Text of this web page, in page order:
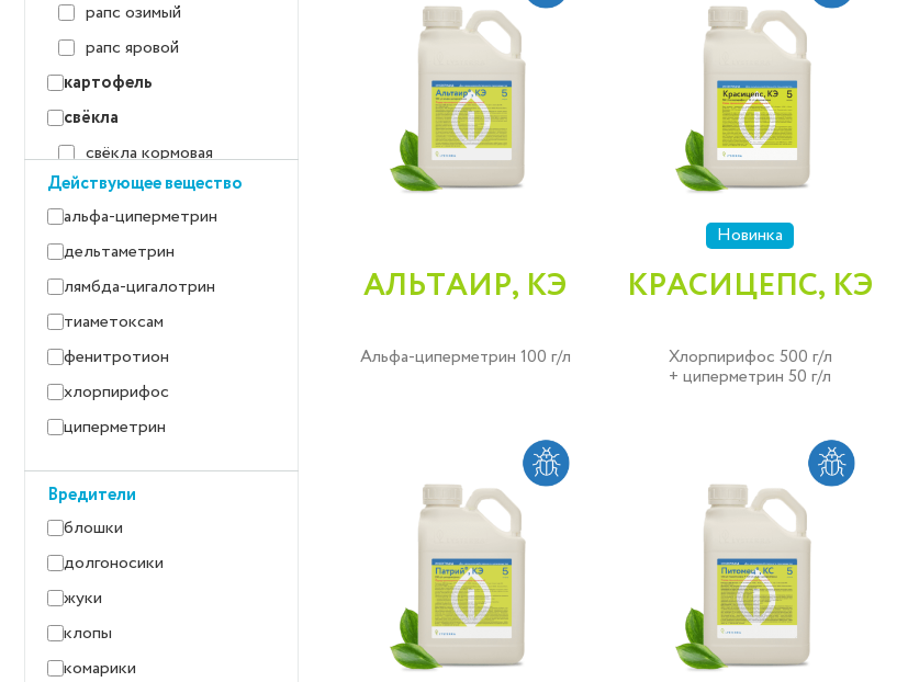
рапс озимый
рапс яровой
картофель
свёкла
свёкла кормовая
свёкла сахарная
плодовые культуры
яблоня
груша
зернобобовые культуры
соя
люпин
овощные культуры
томат
капуста
виноград
участки с/х-назначения
кормовые культуры
люцерна
Действующее вещество
альфа-циперметрин
дельтаметрин
лямбда-цигалотрин
тиаметоксам
фенитротион
хлорпирифос
циперметрин
Вредители
блошки
долгоносики
жуки
клопы
комарики
АЛЬТАИР, КЭ
Альфа-циперметрин 100 г/л
Новинка
КРАСИЦЕПС, КЭ
Хлорпирифос 500 г/л
+ циперметрин 50 г/л